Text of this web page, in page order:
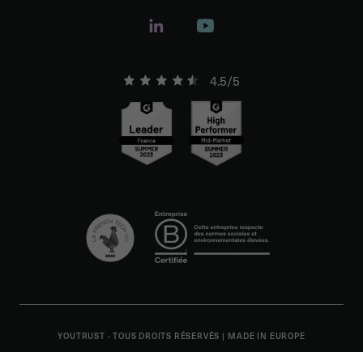
4.5/5
YOUTRUST - TOUS DROITS RÉSERVÉS | MADE IN EUROPE